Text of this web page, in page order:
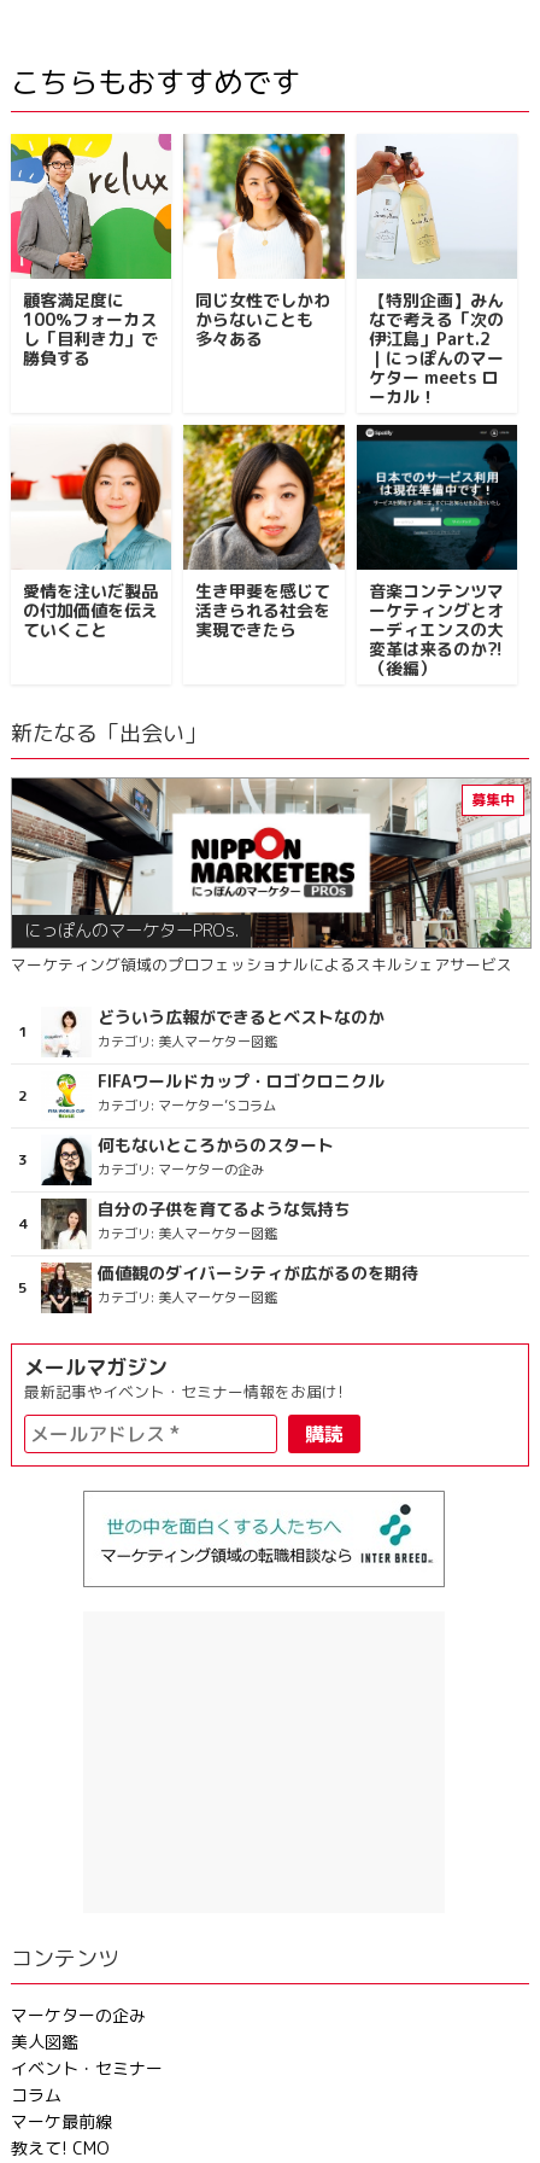
こちらもおすすめです
顧客満足度に
100％フォーカス
し「目利き力」で
勝負する
同じ女性でしかわ
からないことも
多々ある
【特別企画】みん
なで考える「次の
伊江島」Part.2
｜にっぽんのマー
ケター meets ロ
ーカル！
愛情を注いだ製品
の付加価値を伝え
ていくこと
生き甲斐を感じて
活きられる社会を
実現できたら
音楽コンテンツマ
ーケティングとオ
ーディエンスの大
変革は来るのか⁈
（後編）
新たなる「出会い」
にっぽんのマーケターPROs.
マーケティング領域のプロフェッショナルによるスキルシェアサービス
どういう広報ができるとベストなのか
カテゴリ: 美人マーケター図鑑
FIFAワールドカップ・ロゴクロニクル
カテゴリ: マーケター’Sコラム
何もないところからのスタート
カテゴリ: マーケターの企み
自分の子供を育てるような気持ち
カテゴリ: 美人マーケター図鑑
価値観のダイバーシティが広がるのを期待
カテゴリ: 美人マーケター図鑑
メールマガジン
最新記事やイベント・セミナー情報をお届け!
コンテンツ
マーケターの企み
美人図鑑
イベント・セミナー
コラム
マーケ最前線
教えて! CMO